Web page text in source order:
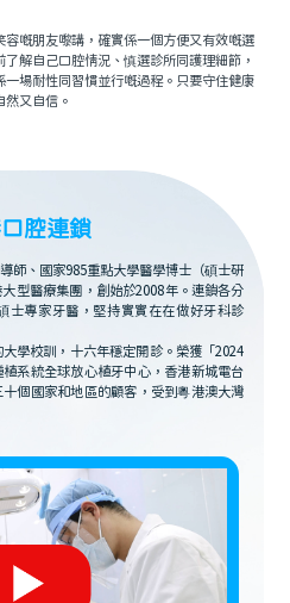
嘅朋友嚟講，確實係一個方便又有效嘅選
解自己口腔情況、慎選診所同護理細節，
場耐性同習慣並行嘅過程。只要守住健康
又自信。
腔連鎖
師、國家985重點大學醫學博士（碩士研
型醫療集團，創始於2008年。連鎖各分
士專家牙醫，堅持實實在在做好牙科診
學校訓，十六年穩定開診。榮獲「2024
系統全球放心植牙中心，香港新城電台
個國家和地區的顧客，受到粵港澳大灣